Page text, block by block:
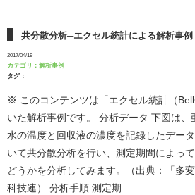
共分散分析─エクセル統計による解析事例
2017/04/19
カテゴリ： 解析事例
タグ：
※ このコンテンツは「エクセル統計（
いた解析事例です。 分析データ 下図は
水の温度と回収液の濃度を記録したデー
いて共分散分析を行い、測定期間によっ
どうかを分析してみます。（出典：「多
科技連） 分析手順 測定期...